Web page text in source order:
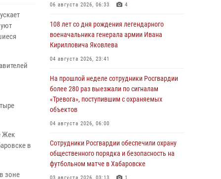
Жек
в
зоне
06 августа 2026, 06:33 4
108 лет со дня рождения легендарного
военачальника генерала армии Ивана
Кирилловича Яковлева
04 августа 2026, 23:41
На прошлой неделе сотрудники Росгвардии
более 280 раз выезжали по сигналам
«Тревога», поступившим с охраняемых
объектов
04 августа 2026, 06:00
Сотрудники Росгвардии обеспечили охрану
общественного порядка и безопасность на
футбольном матче в Хабаровске